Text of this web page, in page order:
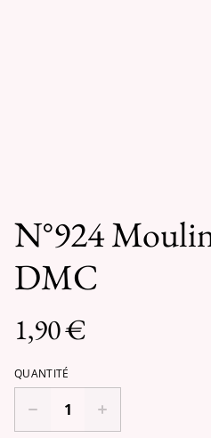
N°924
DMC
1,90 €
QUANTITÉ